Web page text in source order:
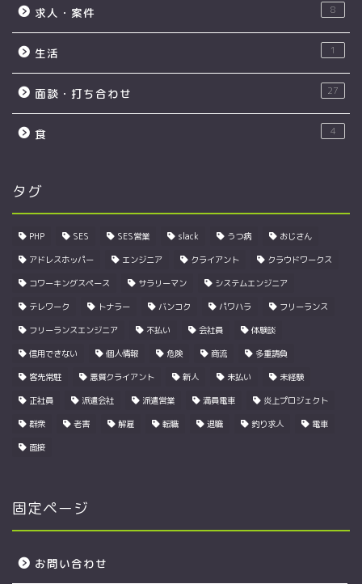
求人・案件 8
生活 1
面談・打ち合わせ 27
食 4
タグ
PHP SES SES営業 slack うつ病 おじさん
アドレスホッパー エンジニア クライアント クラウドワークス
コワーキングスペース サラリーマン システムエンジニア
テレワーク トナラー バンコク パワハラ フリーランス
フリーランスエンジニア 不払い 会社員 体験談
信用できない 個人情報 危険 商流 多重請負
客先常駐 悪質クライアント 新人 未払い 未経験
正社員 派遣会社 派遣営業 満員電車 炎上プロジェクト
群衆 老害 解雇 転職 退職 釣り求人 電車
面接
固定ページ
お問い合わせ